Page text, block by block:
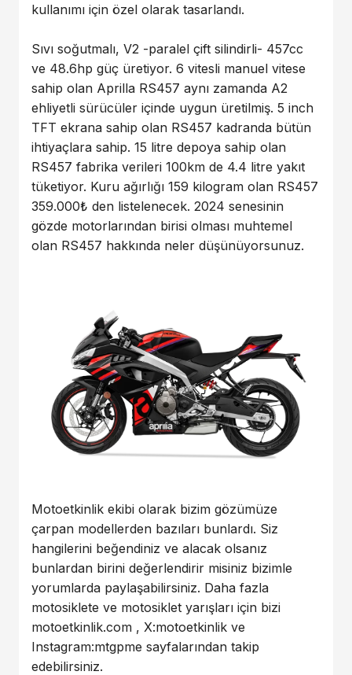
kullanımı için özel olarak tasarlandı.
Sıvı soğutmalı, V2 -paralel çift silindirli- 457cc
ve 48.6hp güç üretiyor. 6 vitesli manuel vitese
sahip olan Aprilla RS457 aynı zamanda A2
ehliyetli sürücüler içinde uygun üretilmiş. 5 inch
TFT ekrana sahip olan RS457 kadranda bütün
ihtiyaçlara sahip. 15 litre depoya sahip olan
RS457 fabrika verileri 100km de 4.4 litre yakıt
tüketiyor. Kuru ağırlığı 159 kilogram olan RS457
359.000₺ den listelenecek. 2024 senesinin
gözde motorlarından birisi olması muhtemel
olan RS457 hakkında neler düşünüyorsunuz.
Motoetkinlik ekibi olarak bizim gözümüze
çarpan modellerden bazıları bunlardı. Siz
hangilerini beğendiniz ve alacak olsanız
bunlardan birini değerlendirir misiniz bizimle
yorumlarda paylaşabilirsiniz. Daha fazla
motosiklete ve motosiklet yarışları için bizi
motoetkinlik.com , X:motoetkinlik ve
Instagram:mtgpme sayfalarından takip
edebilirsiniz.